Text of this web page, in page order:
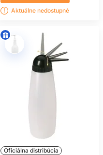
Aktuálne nedostupné
Oficiálna distribúcia